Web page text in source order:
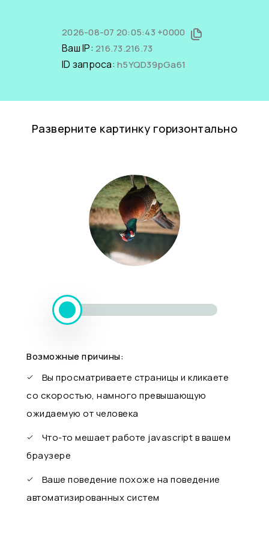
2026-08-07 20:05:43 +0000
Ваш IP: 216.73.216.73
ID запроса: h5YQD39pGa61
Разверните картинку горизонтально
Возможные причины:
Вы просматриваете страницы и кликаете
со скоростью, намного превышающую
ожидаемую от человека
Что-то мешает работе javascript в вашем
браузере
Ваше поведение похоже на поведение
автоматизированных систем